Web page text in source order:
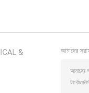
&
আমাদের